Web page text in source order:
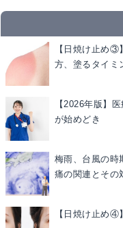
【日焼け止め③
方、塗るタイミ
【2026年版】
が始めどき
梅雨、台風の時
痛の関連とその
【日焼け止め④